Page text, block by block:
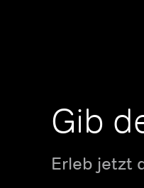
Gib
Erleb jetzt